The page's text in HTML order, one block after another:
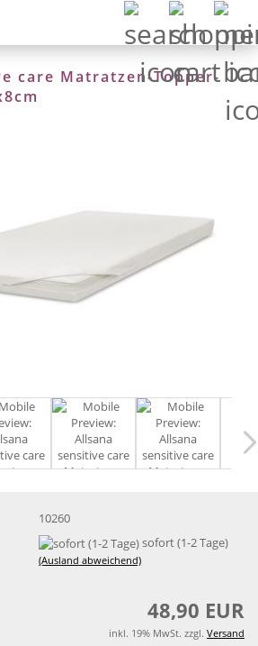
care Matratzen-Topper-
10260
sofort (1-2 Tage)
(Ausland abweichend)
48,90 EUR
inkl. 19% MwSt. zzgl. Versand